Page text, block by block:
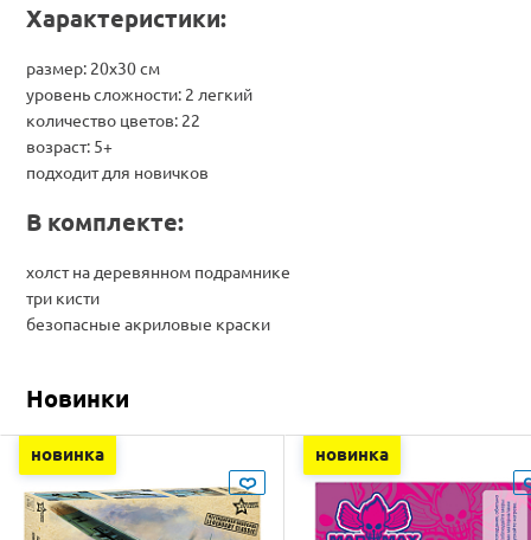
Характеристики:
размер: 20х30 см
уровень сложности: 2 легкий
количество цветов: 22
возраст: 5+
подходит для новичков
В комплекте:
холст на деревянном подрамнике
три кисти
безопасные акриловые краски
Новинки
новинка новинка